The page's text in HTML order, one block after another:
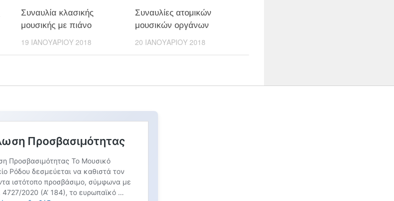
Συναυλία κλασικής
μουσικής με πιάνο
19 ΙΑΝΟΥΑΡΊΟΥ 2018
Συναυλίες ατομικών
μουσικών οργάνων
20 ΙΑΝΟΥΑΡΊΟΥ 2018